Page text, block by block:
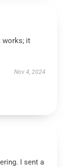
works; it
Nov 4, 2024
I sent a